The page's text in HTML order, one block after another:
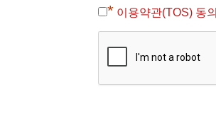
* 이용약관(TOS) 동의